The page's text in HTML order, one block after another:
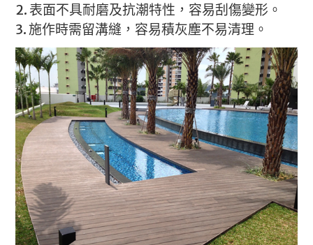
2. 表面不具耐磨及抗潮特性，容易刮傷變形。
3. 施作時需留溝縫，容易積灰塵不易清理。